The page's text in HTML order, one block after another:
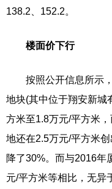
138.2、152.2。
楼面价下行
按照公开信息所示，
地块(其中位于翔安新城
方米至1.8万元/平方米
地还在2.5万元/平方米
降了30%。而与2016年
元/平方米等相比，无异于